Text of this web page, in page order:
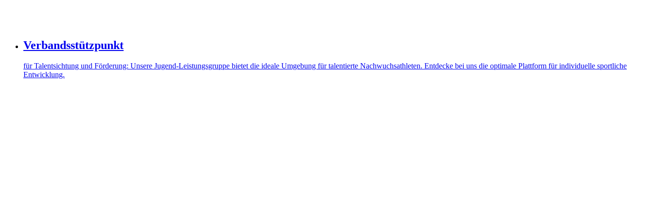
Verbandsstützpunkt
für Talentsichtung und Förderung: Unsere Jugend-Leistungsgruppe bietet die ideale Umgebung für talentierte Nachwuchsathleten. Entdecke bei uns die optimale Plattform für individuelle sportliche
Entwicklung.